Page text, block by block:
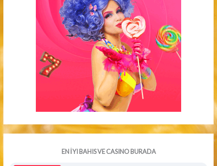
EN İYI BAHIS VE CASINO BURADA